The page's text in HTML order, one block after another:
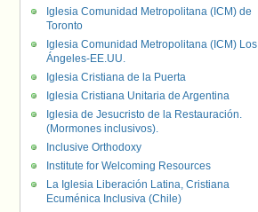
Iglesia Comunidad Metropolitana (ICM) de
Toronto
Iglesia Comunidad Metropolitana (ICM) Los
Ángeles-EE.UU.
Iglesia Cristiana de la Puerta
Iglesia Cristiana Unitaria de Argentina
Iglesia de Jesucristo de la Restauración.
(Mormones inclusivos).
Inclusive Orthodoxy
Institute for Welcoming Resources
La Iglesia Liberación Latina, Cristiana
Ecuménica Inclusiva (Chile)